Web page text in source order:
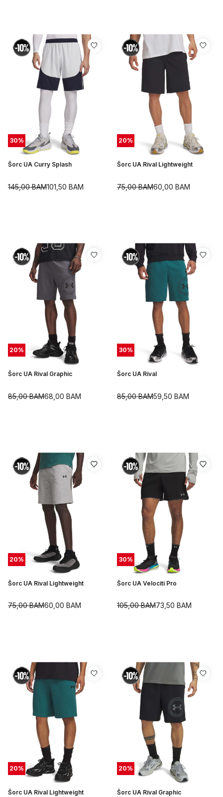
30%
Šorc UA Curry Splash
101,50 BAM
145,00BAM
20%
Šorc UA Rival Lightweight
60,00 BAM
75,00BAM
20%
Šorc UA Rival Graphic
68,00 BAM
85,00BAM
30%
Šorc UA Rival
59,50 BAM
85,00BAM
20%
Šorc UA Rival Lightweight
60,00 BAM
75,00BAM
30%
Šorc UA Velociti Pro
73,50 BAM
105,00BAM
20%
Šorc UA Rival Lightweight
20%
Šorc UA Rival Graphic